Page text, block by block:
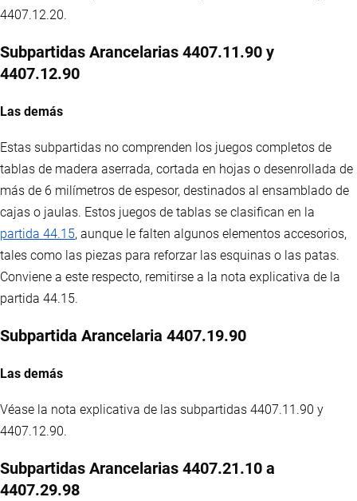
4407.12.20.
Subpartidas Arancelarias 4407.11.90 y
4407.12.90
Las demás
Estas subpartidas no comprenden los juegos completos de
tablas de madera aserrada, cortada en hojas o desenrollada de
más de 6 milímetros de espesor, destinados al ensamblado de
cajas o jaulas. Estos juegos de tablas se clasifican en la
partida 44.15, aunque le falten algunos elementos accesorios,
tales como las piezas para reforzar las esquinas o las patas.
Conviene a este respecto, remitirse a la nota explicativa de la
partida 44.15.
Subpartida Arancelaria 4407.19.90
Las demás
Véase la nota explicativa de las subpartidas 4407.11.90 y
4407.12.90.
Subpartidas Arancelarias 4407.21.10 a
4407.29.98